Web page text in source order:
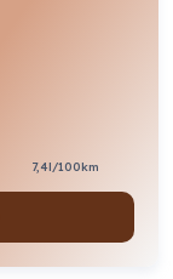
7,4l/100km